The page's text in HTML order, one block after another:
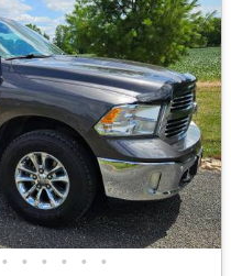
• • • • • •